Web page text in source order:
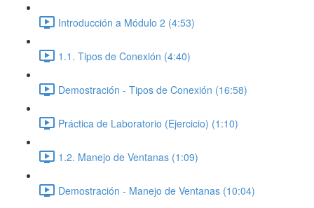
Introducción a Módulo 2 (4:53)
1.1. Tipos de Conexión (4:40)
Demostración - Tipos de Conexión (16:58)
Práctica de Laboratorio (Ejercicio) (1:10)
1.2. Manejo de Ventanas (1:09)
Demostración - Manejo de Ventanas (10:04)